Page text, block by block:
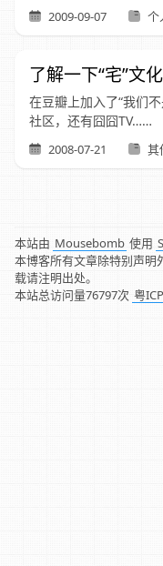
2009-09-07 个
了解一下“宅”文
在豆瓣上加入了“我们
社区，还有囧囧TV……
2008-07-21 其
本站由 Mousebomb 使用
本博客所有文章除特别声明
载请注明出处。
本站总访问量76797次 粤